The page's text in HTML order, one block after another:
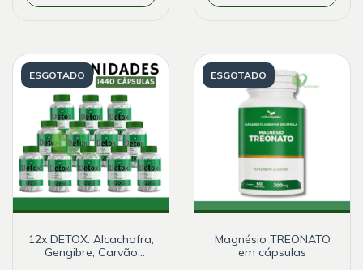
ESGOTADO
12x DETOX: Alcachofra,
Gengibre, Carvão
ESGOTADO
Magnésio TREONATO
em cápsulas